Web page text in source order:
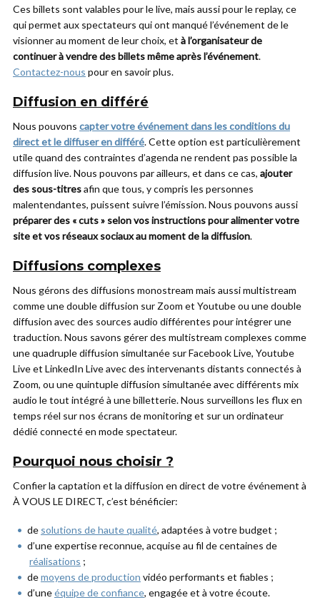
Ces billets sont valables pour le live, mais aussi pour le replay, ce
qui permet aux spectateurs qui ont manqué l’événement de le
visionner au moment de leur choix, et à l’organisateur de
continuer à vendre des billets même après l’événement.
Contactez-nous pour en savoir plus.
Diffusion en différé
Nous pouvons capter votre événement dans les conditions du
direct et le diffuser en différé. Cette option est particulièrement
utile quand des contraintes d’agenda ne rendent pas possible la
diffusion live. Nous pouvons par ailleurs, et dans ce cas, ajouter
des sous-titresafin que tous, y compris les personnes
malentendantes, puissent suivre l’émission. Nous pouvons aussi
préparer des « cuts » selon vos instructions pour alimenter votre
site et vos réseaux sociaux au moment de la diffusion.
Diffusions complexes
Nous gérons des diffusions monostream mais aussi multistream
comme une double diffusion sur Zoom et Youtube ou une double
diffusion avec des sources audio différentes pour intégrer une
traduction. Nous savons gérer des multistream complexes comme
une quadruple diffusion simultanée sur Facebook Live, Youtube
Live et LinkedIn Live avec des intervenants distants connectés à
Zoom, ou une quintuple diffusion simultanée avec différents mix
audio le tout intégré à une billetterie. Nous surveillons les flux en
temps réel sur nos écrans de monitoring et sur un ordinateur
dédié connecté en mode spectateur.
Pourquoi nous choisir ?
Confier la captation et la diffusion en direct de votre événement à
À VOUS LE DIRECT, c’est bénéficier:
de solutions de haute qualité, adaptées à votre budget ;
d’une expertise reconnue, acquise au fil de centaines de
réalisations ;
demoyens de production vidéo performants et fiables ;
d’uneéquipe de confiance, engagée et à votre écoute.